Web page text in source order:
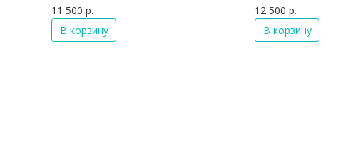
11 500 р.
В корзину
12 500 р.
В корзину